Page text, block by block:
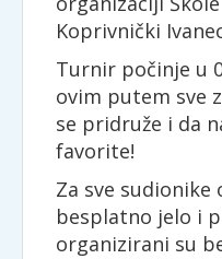
Koprivnički
Turnir počinje u
ovim putem sve
se pridruže i da
favorite!
Za sve sudionike
besplatno jelo i
organizirani su